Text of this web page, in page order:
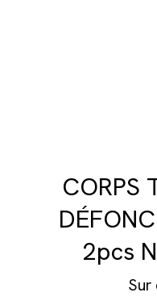
CORPS
2pcs
Sur